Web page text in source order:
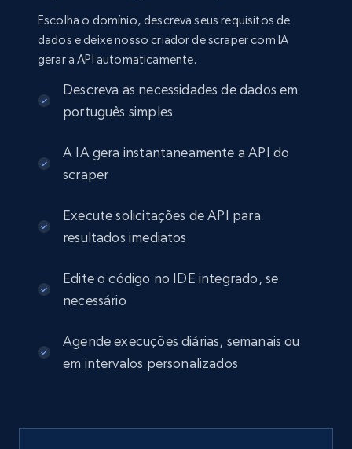
Escolha o domínio, descreva seus requisitos de
dados e deixe nosso criador de scraper com IA
gerar a API automaticamente.
Descreva as necessidades de dados em
português simples
A IA gera instantaneamente a API do
scraper
Execute solicitações de API para
resultados imediatos
Edite o código no IDE integrado, se
necessário
Agende execuções diárias, semanais ou
em intervalos personalizados